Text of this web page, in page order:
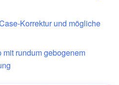
Korrektur und mögliche
rundum gebogenem